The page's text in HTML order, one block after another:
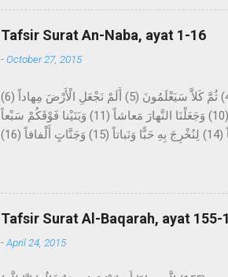
kepada Rasulullah Saw. berupa mimpi
datangnya mimpi itu bagaikan sinar pagi
Hira, lalu melakukan ibadah di dalamnya
Tafsir Surat An-Naba, ayat 1-16
-October 27, 2015
عَمَّ يَتَساءَلُونَ (1) عَنِ النَّبَإِ الْعَظِيمِ (2) الَّذِي هُمْ فِيهِ مُخْتَلِفُونَ (3) كَلاَّ سَيَعْلَمُونَ (4) ثُمَّ كَلاَّ سَيَعْلَمُونَ (5) أَلَمْ نَجْعَلِ الْأَرْضَ مِهاداً (6)
وَالْجِبالَ أَوْتاداً (7) وَخَلَقْناكُمْ أَزْواجاً (8) وَجَعَلْنا نَوْمَكُمْ سُباتاً (9) وَجَعَلْنَا اللَّيْلَ لِباساً (10) وَجَعَلْنَا النَّهارَ مَعاشاً (11) وَبَنَيْنا فَوْقَكُمْ سَبْعاً
شِداداً (12) وَجَعَلْنا سِراجاً وَهَّاجاً (13) وَأَنْزَلْنا مِنَ الْمُعْصِراتِ مَاءً ثَجَّاجاً (14) لِنُخْرِجَ بِهِ حَبًّا وَنَباتاً (15) وَجَنَّاتٍ أَلْفافاً (16) Tentang apakah
akan mengetahui, kemudian sekali-kali
sebagai hamparan? Dan gunung-gunung
tidur kalian untuk istirahat, dan Kami jadikan
Tafsir Surat Al-Baqarah, ayat 155-
-April 24, 2015